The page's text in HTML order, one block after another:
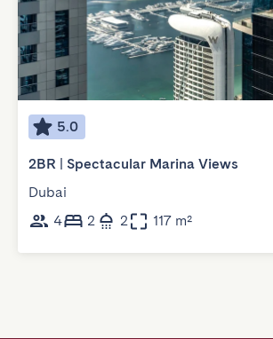
5.0
2BR | Spectacular Marina Views
Dubai
4
2 2 117 m²